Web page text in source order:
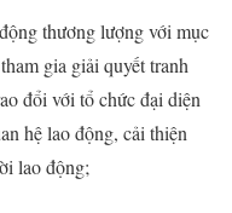
thương lượng với mục
gia giải quyết tranh
đổi với tổ chức đại diện
hệ lao động, cải thiện
lao động;